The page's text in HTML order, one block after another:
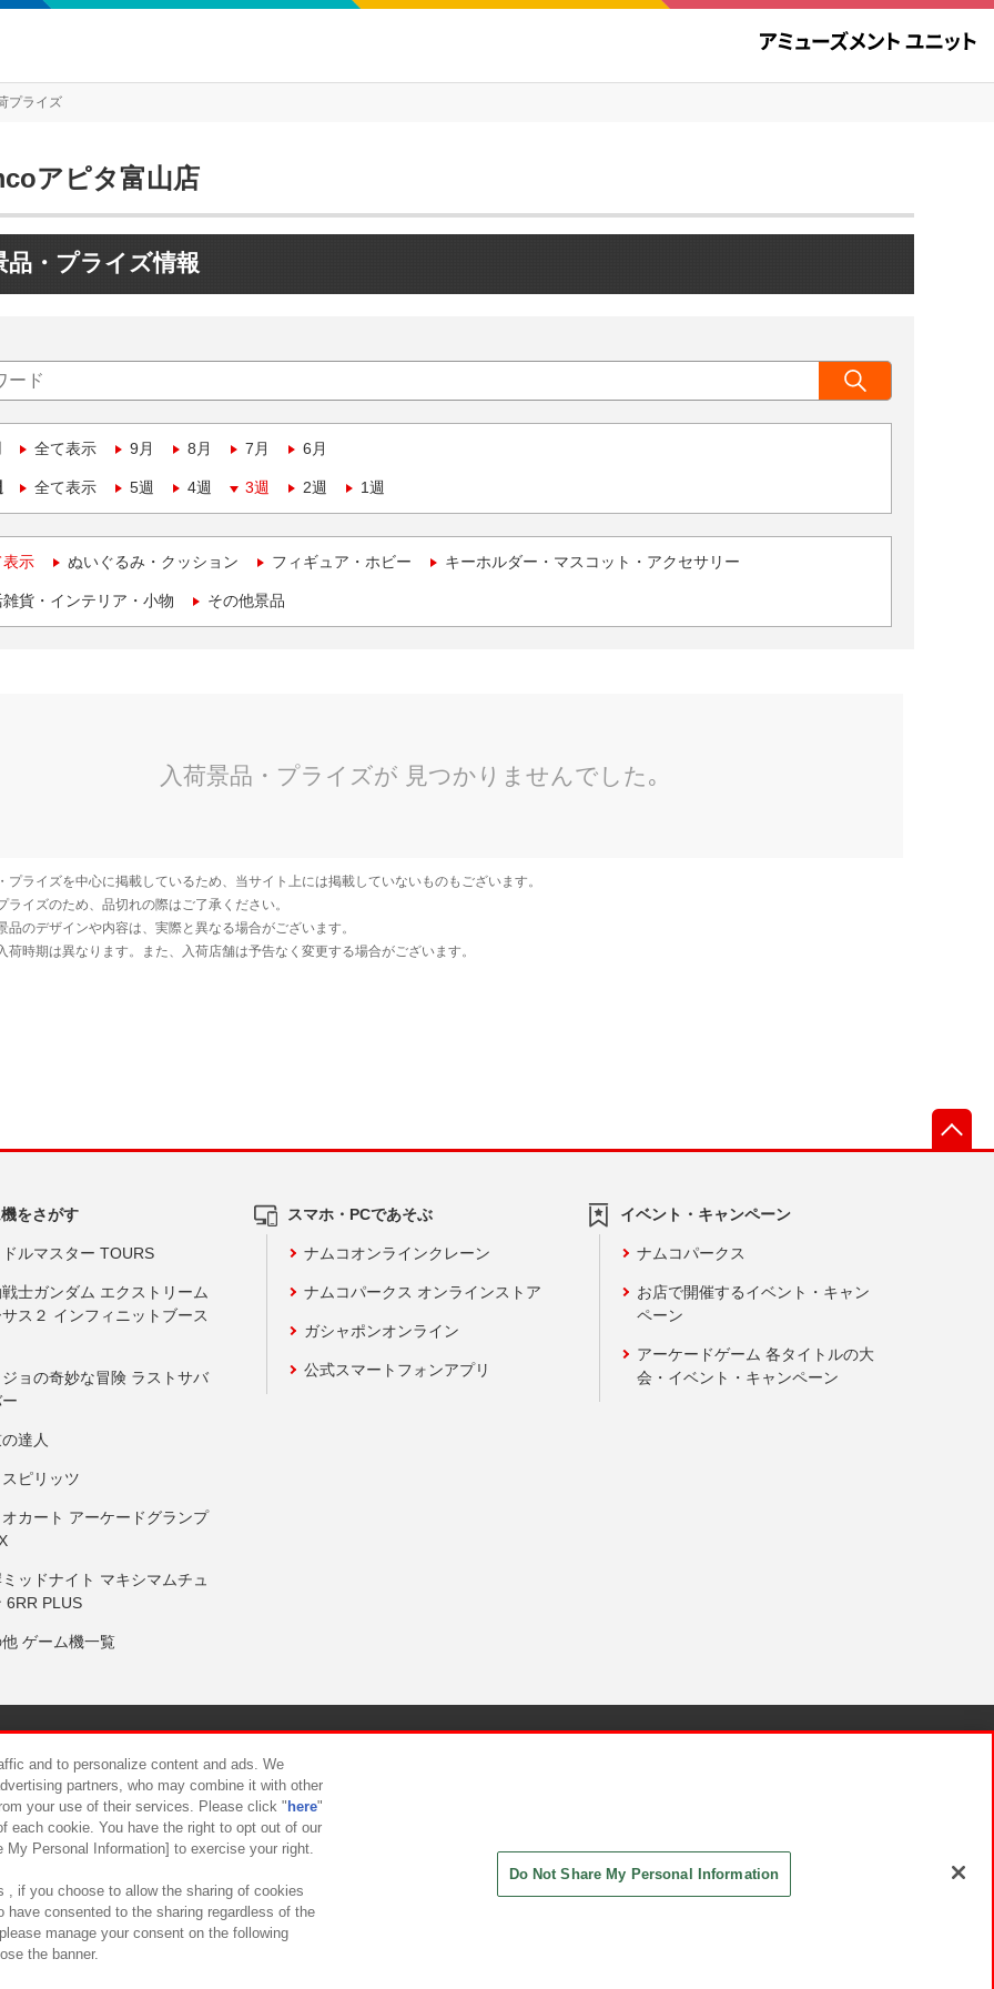
プライズ
アピタ富山店
品・プライズ情報
全て表示 9月 8月 7月 6月
全て表示 5週 4週 3週 2週 1週
表示 ぬいぐるみ・クッション フィギュア・ホビー キーホルダー・マスコット・アクセサリー
貨・インテリア・小物 その他景品
をさがす
ルマスター TOURS
士ガンダム エクストリーム
ス２ インフィニットブース
ョの奇妙な冒険 ラストサバ
達人
ピリッツ
カート アーケードグランプ
ッドナイト マキシマムチュ
6RR PLUS
ゲーム機一覧
スマホ・PCであそぶ
ナムコオンラインクレーン
ナムコパークス オンラインストア
ガシャポンオンライン
公式スマートフォンアプリ
イベント・キャンペーン
ナムコパークス
お店で開催するイベント・キャン
ペーン
アーケードゲーム 各タイトルの大
会・イベント・キャンペーン
について カスタマーハラスメント対応方針
and to personalize content and ads. We
partners, who may combine it with other
your use of their services. Please click " here"
each cookie. You have the right to opt out of our
Personal Information] to exercise your right.
, if you choose to allow the sharing of cookies
have consented to the sharing regardless of the
manage your consent on the following
the banner.
Do Not Share My Personal Information